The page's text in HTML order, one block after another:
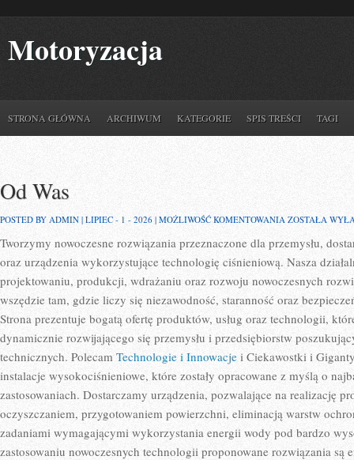
Motoryzacja
STRONA GŁÓWNA ARCHIWUM KATEGORIE SPIS TREŚCI TAGI
Od Was
POSTED BY ADMIN | LIPIEC - 1 - 2026 | MOŻLIWOŚĆ KOMENTOWANIA OD
ZOSTAŁA
Tworzymy nowoczesne rozwiązania przeznaczone dla przemysłu,
oraz urządzenia wykorzystujące technologię ciśnieniową. Nasza
projektowaniu, produkcji, wdrażaniu oraz rozwoju nowoczesnych
wszędzie tam, gdzie liczy się niezawodność, staranność oraz
Strona prezentuje bogatą ofertę produktów, usług oraz technologii,
dynamicznie rozwijającego się przemysłu i przedsiębiorstw
technicznych. Polecam Technologie i Innowacje i Ciekawostki i
instalacje wysokociśnieniowe, które zostały opracowane z myślą o
zastosowaniach. Dostarczamy urządzenia, pozwalające na realizację
oczyszczaniem, przygotowaniem powierzchni, eliminacją warstw
zadaniami wymagającymi wykorzystania energii wody pod bardzo
zastosowaniu nowoczesnych technologii proponowane rozwiązania są